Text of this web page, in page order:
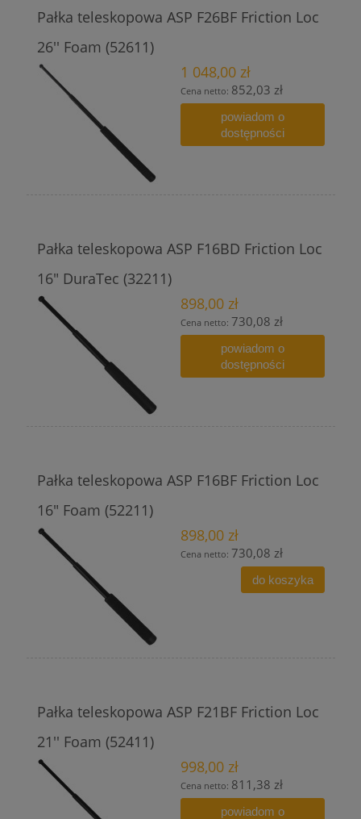
Pałka teleskopowa ASP F26BF Friction Loc
26'' Foam (52611)
1 048,00 zł
Cena netto: 852,03 zł
powiadom o
dostępności
Pałka teleskopowa ASP F16BD Friction Loc
16" DuraTec (32211)
898,00 zł
Cena netto: 730,08 zł
powiadom o
dostępności
Pałka teleskopowa ASP F16BF Friction Loc
16" Foam (52211)
898,00 zł
Cena netto: 730,08 zł
do koszyka
Pałka teleskopowa ASP F21BF Friction Loc
21'' Foam (52411)
998,00 zł
Cena netto: 811,38 zł
powiadom o